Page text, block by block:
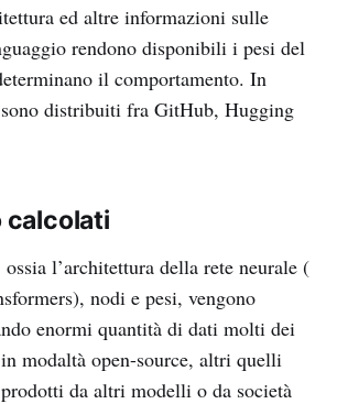
ed altre informazioni sulle
rendono disponibili i pesi del
il comportamento. In
distribuiti fra GitHub, Hugging
calcolati
l’architettura della rete neurale (
nodi e pesi, vengono
enormi quantità di dati molti dei
modaltà open-source, altri quelli
da altri modelli o da società